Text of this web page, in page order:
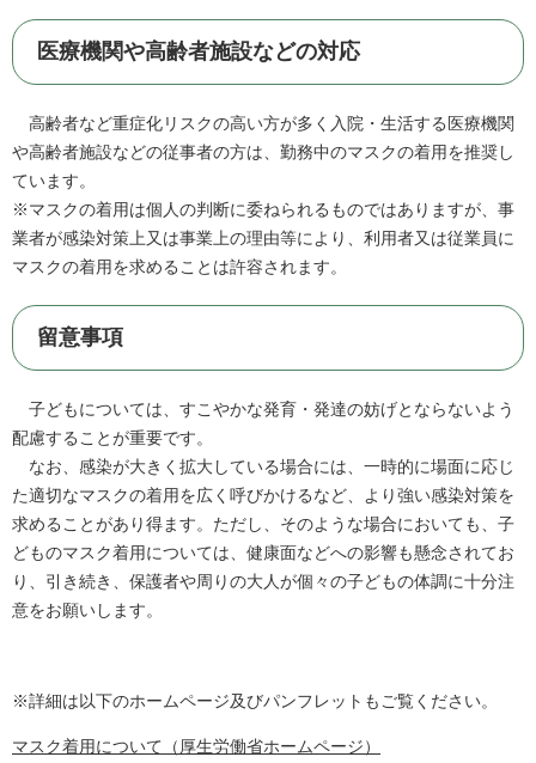
医療機関や高齢者施設などの対応
高齢者など重症化リスクの高い方が多く入院・生活する医療機関
や高齢者施設などの従事者の方は、勤務中のマスクの着用を推奨し
ています。
※マスクの着用は個人の判断に委ねられるものではありますが、事
業者が感染対策上又は事業上の理由等により、利用者又は従業員に
マスクの着用を求めることは許容されます。
留意事項
子どもについては、すこやかな発育・発達の妨げとならないよう
配慮することが重要です。
なお、感染が大きく拡大している場合には、一時的に場面に応じ
た適切なマスクの着用を広く呼びかけるなど、より強い感染対策を
求めることがあり得ます。ただし、そのような場合においても、子
どものマスク着用については、健康面などへの影響も懸念されてお
り、引き続き、保護者や周りの大人が個々の子どもの体調に十分注
意をお願いします。
※詳細は以下のホームページ及びパンフレットもご覧ください。
マスク着用について（厚生労働省ホームページ）